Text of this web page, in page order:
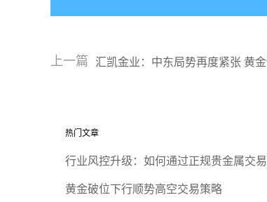
上一篇 汇凯金业：中东局势再度紧张 黄
热门文章
行业风控升级：如何通过正规贵金属交
黄金破位下行顺势高空交易策略